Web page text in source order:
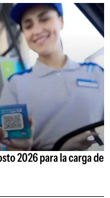
2026 para la carga de